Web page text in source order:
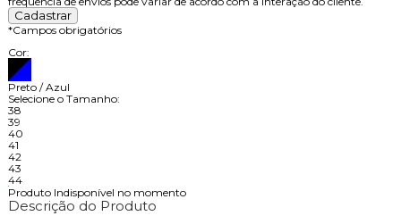
*Campos obrigatórios
Cor:
Preto / Azul
Selecione o Tamanho:
38
39
40
41
42
43
44
Produto Indisponível no momento
Descrição do Produto